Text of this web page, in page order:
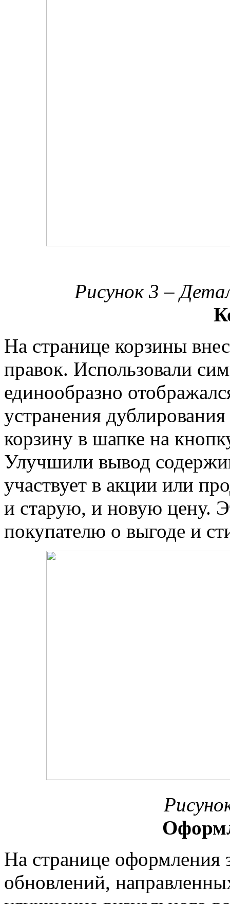
Рисунок 3 –
На странице корзины
правок. Использовали
единообразно
устранения
корзину в шапке на
Улучшили вывод
участвует в акции или
и старую, и новую цену.
покупателю о выгоде и
На странице оформления
обновлений,